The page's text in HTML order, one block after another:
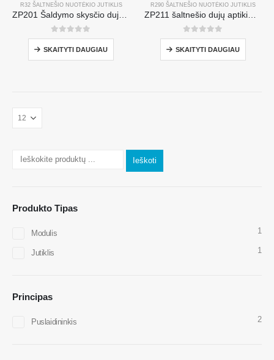
R32 ŠALTNEŠIO NUOTĖKIO JUTIKLIS
0iš 5
SKAITYTI DAUGIAU
R290 ŠALTNEŠIO NUOTĖKIO JUTIKLIS
0iš 5
SKAITYTI DAUGIAU
Ieškoti
Produkto Tipas
Modulis 1
Jutiklis 1
Principas
Puslaidininkis 2
Adresas: Nr.299 Jinsuo Road, Nacionalinė aukštųjų technologijų zona,
El. Paštas:cece@winsensor.com
„WhatsApp“: +
Wechat: 18569903598